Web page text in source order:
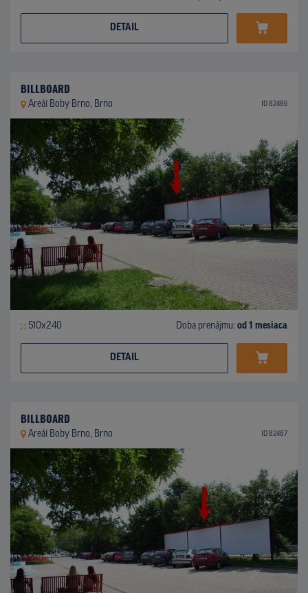
DETAIL
BILLBOARD
Areál Boby Brno, Brno ID 82486
510x240 Doba prenájmu: od 1 mesiaca
DETAIL
BILLBOARD
Areál Boby Brno, Brno ID 82487